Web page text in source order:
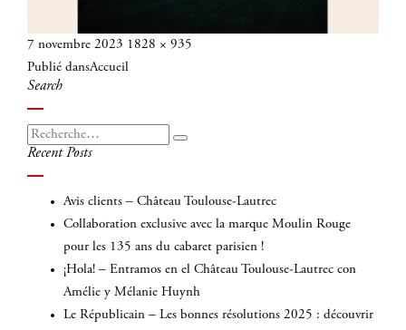
Publié
le
7 novembre 2023 Taille
réelle
1828 × 935
Navigation
de
l’article
Publié dansAccueil
Search
Recherche
pour
:
Recherche
Recent Posts
Avis clients – Château Toulouse-Lautrec
Collaboration exclusive avec la marque Moulin Rouge
pour les 135 ans du cabaret parisien !
¡Hola! – Entramos en el Château Toulouse-Lautrec con
Amélie y Mélanie Huynh
Le Républicain – Les bonnes résolutions 2025 : découvrir